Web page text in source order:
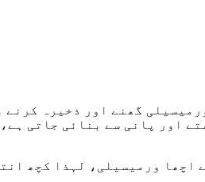
گھنے اور ذخیرہ
اور پانی سے بنائی جاتی
اچھا ورمیسیلی، لہذا کچھ